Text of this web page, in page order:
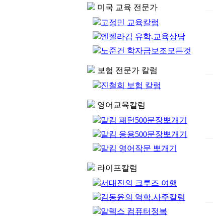
미국 교육 전문가
고정민 교육칼럼
엔젤라김 유학.교육상담
노준건 학자금보조모든것
보험 전문가 칼럼
진철희 보험 칼럼
영어교육칼럼
말킴 패턴500문장뽀개기
말킴 응용500문장뽀개기
말킴 영어작문 뽀개기
라이프칼럼
서대진의 크루즈 여행
김동윤의 역학.사주칼럼
알렉스 컴퓨터정복